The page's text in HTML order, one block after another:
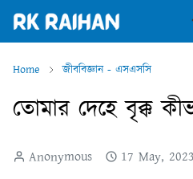
Home জীববিজ্ঞান - এসএসসি
তোমার দেহে বৃক্ক
Anonymous 17 May, 2023